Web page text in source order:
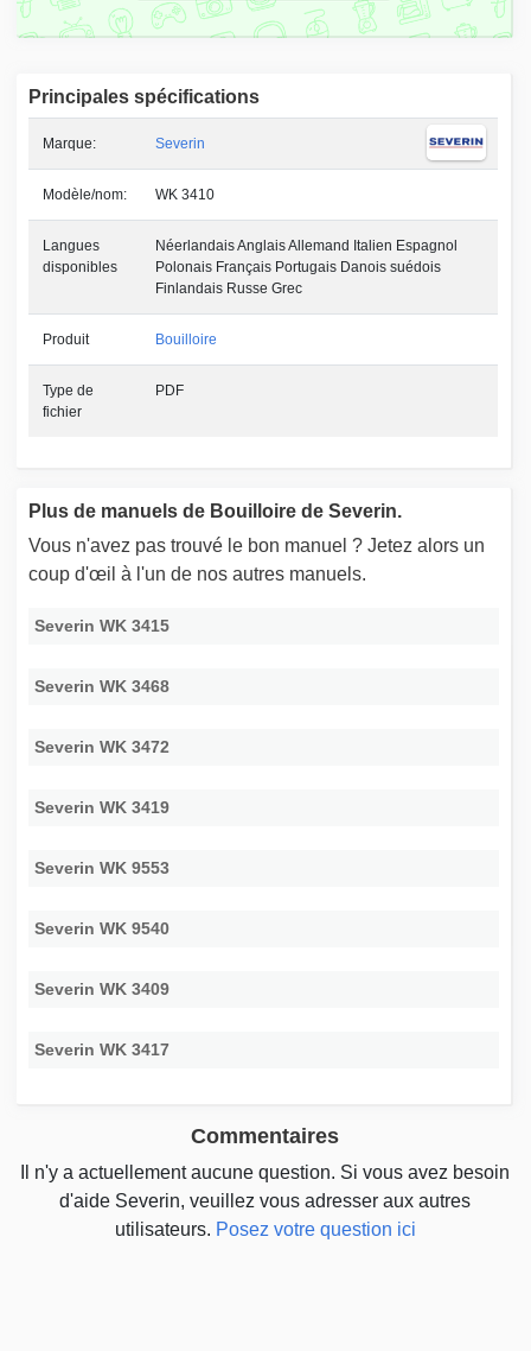
Principales spécifications
Marque: Severin
Modèle/nom: WK 3410
Langues
disponibles
Néerlandais Anglais Allemand Italien Espagnol
Polonais Français Portugais Danois suédois
Finlandais Russe Grec
Produit Bouilloire
Type de
fichier
PDF
Plus de manuels de Bouilloire de Severin.
Vous n'avez pas trouvé le bon manuel ? Jetez alors un
coup d'œil à l'un de nos autres manuels.
Severin WK 3415
Severin WK 3468
Severin WK 3472
Severin WK 3419
Severin WK 9553
Severin WK 9540
Severin WK 3409
Severin WK 3417
Commentaires
Il n'y a actuellement aucune question. Si vous avez besoin
d'aide Severin, veuillez vous adresser aux autres
utilisateurs. Posez votre question ici